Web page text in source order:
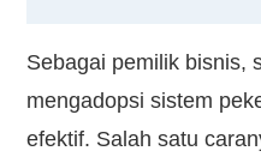
Sebagai pemilik bisnis,
mengadopsi sistem
efektif. Salah satu